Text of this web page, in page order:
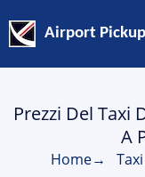
Airport
Prezzi Del Taxi
A
Home→